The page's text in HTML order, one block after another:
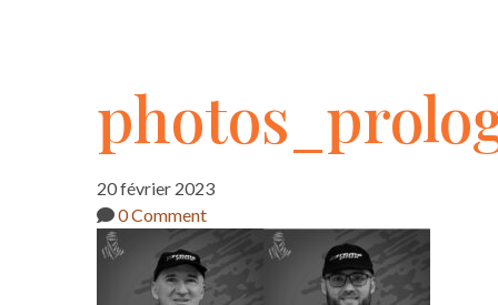
de-
travail-
20 février 2023
0 Comment